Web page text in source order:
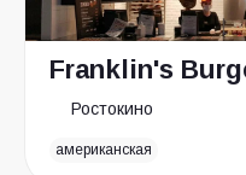
Franklin's
Ростокино
американская